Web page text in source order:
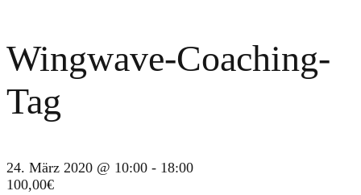
Wingwave-Coaching-
Tag
24. März 2020 @ 10:00 - 18:00
100,00€